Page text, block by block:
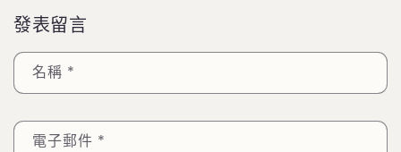
發表留言
名稱 *
電子郵件 *